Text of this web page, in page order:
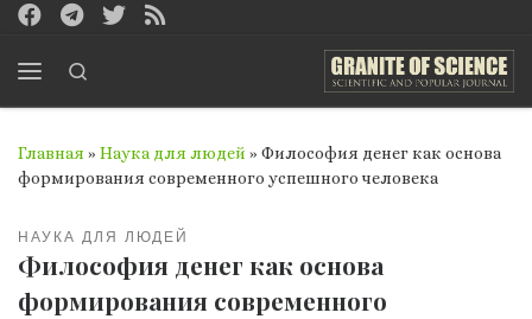
Перейти к содержимому
Главная » Наука для людей » Философия денег как основа
формирования современного успешного человека
НАУКА ДЛЯ ЛЮДЕЙ
Философия денег как основа
формирования современного